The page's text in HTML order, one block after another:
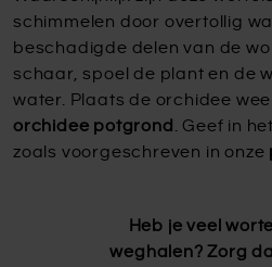
schimmelen door overtollig
beschadigde delen van de
schaar, spoel de plant en de
water. Plaats de orchidee
orchidee potgrond
. Geef in
zoals voorgeschreven in onze
Heb je veel
weghalen? Zorg